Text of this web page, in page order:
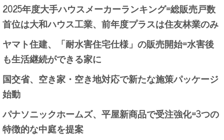
2025年度大手ハウスメーカーランキング=総販売戸数
首位は大和ハウス工業、前年度プラスは住友林業のみ
ヤマト住建、「耐水害住宅仕様」の販売開始=水害後
も生活継続ができる家に
国交省、空き家・空き地対応で新たな施策パッケージ
始動
パナソニックホームズ、平屋新商品で受注強化=3つの
特徴的な中庭を提案